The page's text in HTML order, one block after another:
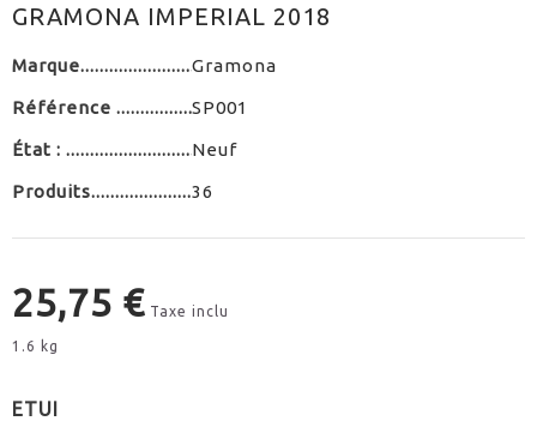
GRAMONA IMPERIAL 2018
Marque Gramona
Référence SP001
État : Neuf
Produits 36
25,75 € Taxe inclu
1.6 kg
ETUI